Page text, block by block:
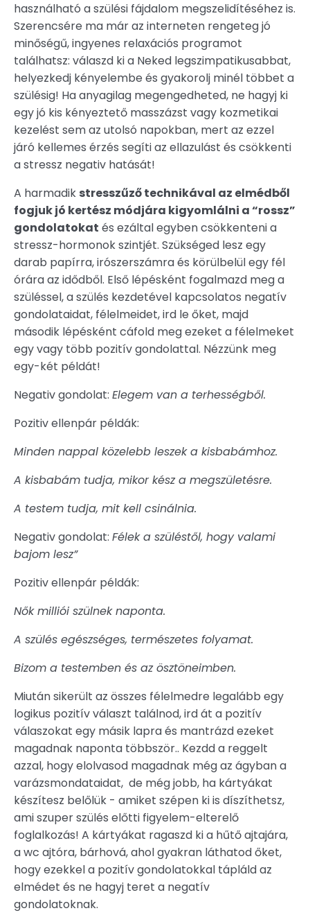
használható a szülési fájdalom megszelidítéséhez is.
Szerencsére ma már az interneten rengeteg jó
minőségű, ingyenes relaxációs programot
találhatsz: válaszd ki a Neked legszimpatikusabbat,
helyezkedj kényelembe és gyakorolj minél többet a
szülésig! Ha anyagilag megengedheted, ne hagyj ki
egy jó kis kényeztető masszázst vagy kozmetikai
kezelést sem az utolsó napokban, mert az ezzel
járó kellemes érzés segíti az ellazulást és csökkenti
a stressz negativ hatását!
A harmadik stresszűző technikával az elmédből
fogjuk jó kertész módjára kigyomlálni a “rossz”
gondolatokat és ezáltal egyben csökkenteni a
stressz-hormonok szintjét. Szükséged lesz egy
darab papírra, irószerszámra és körülbelül egy fél
órára az idődből. Első lépésként fogalmazd meg a
szüléssel, a szülés kezdetével kapcsolatos negatív
gondolataidat, félelmeidet, ird le őket, majd
második lépésként cáfold meg ezeket a félelmeket
egy vagy több pozitív gondolattal. Nézzünk meg
egy-két példát!
Negativ gondolat: Elegem van a terhességből.
Pozitiv ellenpár példák:
Minden nappal közelebb leszek a kisbabámhoz.
A kisbabám tudja, mikor kész a megszületésre.
A testem tudja, mit kell csinálnia.
Negativ gondolat: Félek a szüléstől, hogy valami
bajom lesz”
Pozitiv ellenpár példák:
Nők milliói szülnek naponta.
A szülés egészséges, természetes folyamat.
Bizom a testemben és az ösztöneimben.
Miután sikerült az összes félelmedre legalább egy
logikus pozitív választ találnod, ird át a pozitív
válaszokat egy másik lapra és mantrázd ezeket
magadnak naponta többször.. Kezdd a reggelt
azzal, hogy elolvasod magadnak még az ágyban a
varázsmondataidat, de még jobb, ha kártyákat
készítesz belőlük - amiket szépen ki is díszíthetsz,
ami szuper szülés előtti figyelem-elterelő
foglalkozás! A kártyákat ragaszd ki a hűtő ajtajára,
a wc ajtóra, bárhová, ahol gyakran láthatod őket,
hogy ezekkel a pozitív gondolatokkal tápláld az
elmédet és ne hagyj teret a negatív
gondolatoknak.